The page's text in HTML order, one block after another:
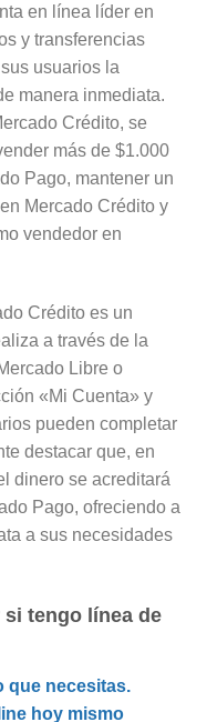
en línea líder en
y transferencias
usuarios la
manera inmediata.
Crédito, se
más de $1.000
Pago, mantener un
Mercado Crédito y
vendedor en
Crédito es un
a través de la
Libre o
«Mi Cuenta» y
pueden completar
destacar que, en
dinero se acreditará
Pago, ofreciendo a
a sus necesidades
tengo línea de
que necesitas.
hoy mismo